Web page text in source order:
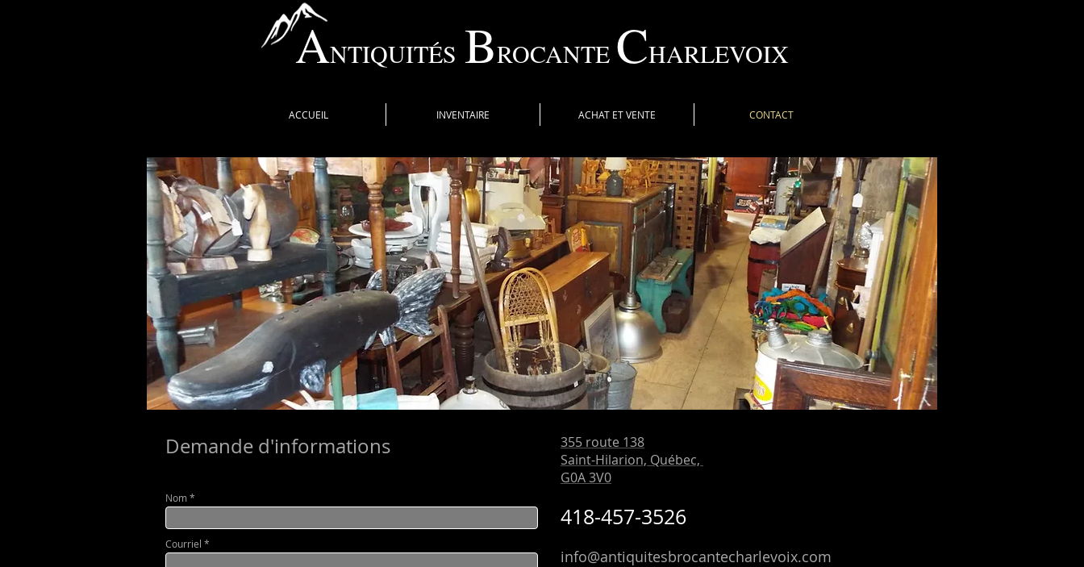
ANTIQUITÉS BROCANTE CHARLEVOIX
ACCUEIL INVENTAIRE ACHAT ET VENTE CONTACT
Demande d'informations
Nom
Courriel
355 route 138
Saint-Hilarion, Québec,
G0A 3V0
418-457-3526
info@antiquitesbrocantecharlevoix.com